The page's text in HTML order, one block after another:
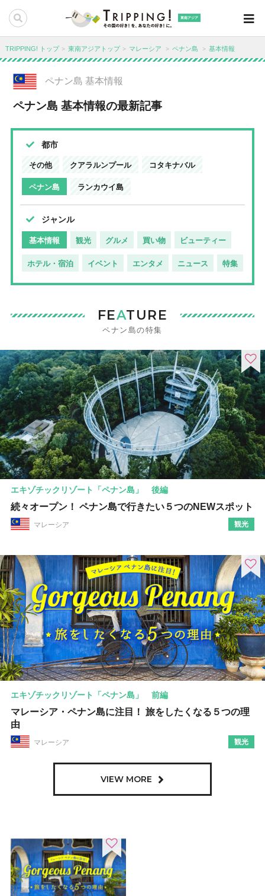
東南アジア
TRIPPING! トップ 東南アジアトップ マレーシア ペナン島 基本情報
ペナン島 基本情報
ペナン島 基本情報の最新記事
都市
その他 クアラルンプール コタキナバル
ペナン島 ランカウイ島
ジャンル
基本情報 観光 グルメ 買い物 ビューティー
ホテル・宿泊 イベント エンタメ ニュース 特集
FEATURE
ペナン島の特集
エキゾチックリゾート「ペナン島」 後編
続々オープン！ ペナン島で行きたい５つのNEWスポット
マレーシア 観光
エキゾチックリゾート「ペナン島」 前編
マレーシア・ペナン島に注目！ 旅をしたくなる５つの理
由
マレーシア 観光
VIEW MORE